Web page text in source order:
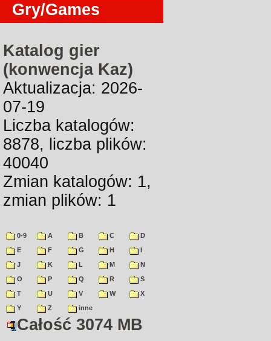
Gry/Games
Katalog gier
(konwencja Kaz)
Aktualizacja: 2026-
07-19
Liczba katalogów:
8878, liczba plików:
40040
Zmian katalogów: 1,
zmian plików: 1
0-9 A B C
D
E
F G H
I
J
K L M
N
O
P Q R
S
T
U V W
X
Y
Z inne
Całość 3074 MB